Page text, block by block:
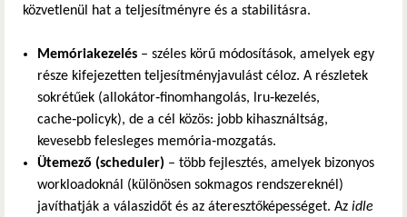
közvetlenül hat a teljesítményre és a stabilitásra.
Memóriakezelés – széles körű módosítások, amelyek egy
része kifejezetten teljesítményjavulást céloz. A részletek
sokrétűek (allokátor‑finomhangolás, lru‑kezelés,
cache‑policyk), de a cél közös: jobb kihasználtság,
kevesebb felesleges memória‑mozgatás.
Ütemező (scheduler) – több fejlesztés, amelyek bizonyos
workloadoknál (különösen sokmagos rendszereknél)
javíthatják a válaszidőt és az áteresztőképességet. Az idle